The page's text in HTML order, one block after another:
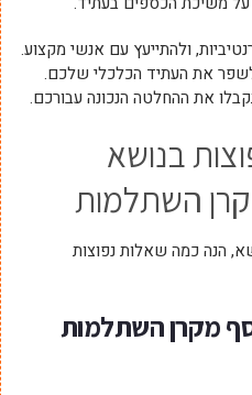
ולהתייעץ עם אנשי מקצוע.
לשפר את העתיד הכלכלי שלכם.
את ההחלטה הנכונה עבורכם.
בנושא
קרן השתלמות
הנה כמה שאלות נפוצות
מקרן השתלמות